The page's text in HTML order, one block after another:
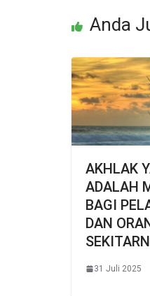
Anda
AKHLAK
ADALAH
BAGI
DAN
31 Juli 2025